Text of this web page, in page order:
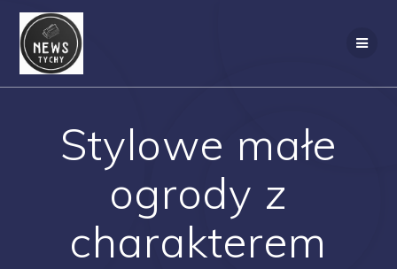
Stylowe małe
ogrody z
charakterem